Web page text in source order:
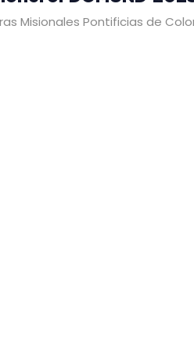
Misionales Pontificias de